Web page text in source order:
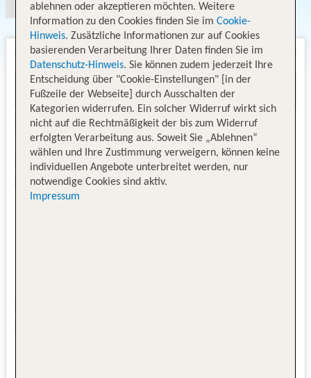
ablehnen oder akzeptieren möchten. Weitere
Information zu den Cookies finden Sie im Cookie-
Hinweis. Zusätzliche Informationen zur auf Cookies
basierenden Verarbeitung Ihrer Daten finden Sie im
Datenschutz-Hinweis. Sie können zudem jederzeit Ihre
Entscheidung über "Cookie-Einstellungen" [in der
Fußzeile der Webseite] durch Ausschalten der
Kategorien widerrufen. Ein solcher Widerruf wirkt sich
nicht auf die Rechtmäßigkeit der bis zum Widerruf
erfolgten Verarbeitung aus. Soweit Sie „Ablehnen“
wählen und Ihre Zustimmung verweigern, können keine
individuellen Angebote unterbreitet werden, nur
notwendige Cookies sind aktiv.
Impressum